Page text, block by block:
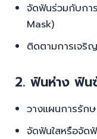
จัดฟันร่วมกับกา
Mask)
ติดตามการเจริ
2. ฟันห่าง ฟัน
วางแผนการรัก
จัดฟันใสหรือจัด